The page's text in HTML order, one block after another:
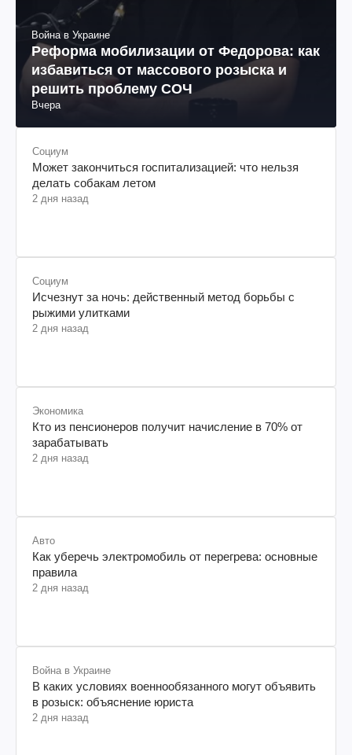
Война в Украине
Реформа мобилизации от Федорова: как
избавиться от массового розыска и
решить проблему СОЧ
Вчера
Социум
Может закончиться госпитализацией: что нельзя
делать собакам летом
2 дня назад
Социум
Исчезнут за ночь: действенный метод борьбы с
рыжими улитками
2 дня назад
Экономика
Кто из пенсионеров получит начисление в 70% от
зарабатывать
2 дня назад
Авто
Как уберечь электромобиль от перегрева: основные
правила
2 дня назад
Война в Украине
В каких условиях военнообязанного могут объявить
в розыск: объяснение юриста
2 дня назад